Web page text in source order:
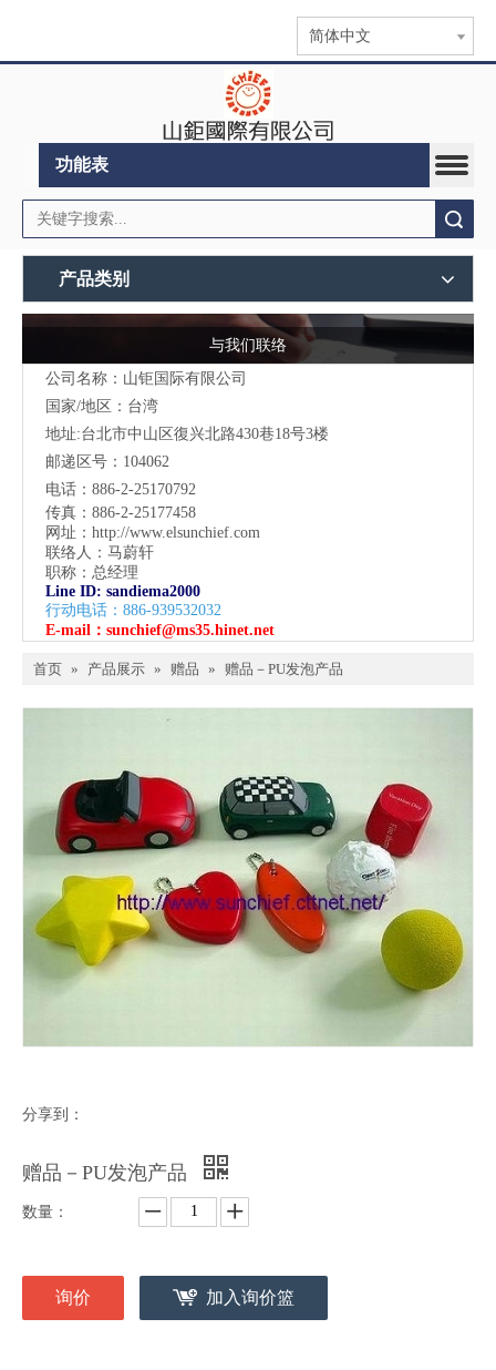
简体中文
功能表
产品类别
与我们联络
公司名称：山钜国际有限公司
国家/地区：台湾
地址:台北市中山区復兴北路430巷18号3楼
邮递区号：104062
电话：886-2-25170792
传真：886-2-25177458
网址： http://www.elsunchief.com
联络人：马蔚轩
职称：总经理
Line ID: sandiema2000
行动电话：886-939532032
E-mail： sunchief@ms35.hinet.net
首页 » 产品展示 » 赠品 » 赠品－PU发泡产品
分享到：
赠品－PU发泡产品
数量：
询价 加入询价篮